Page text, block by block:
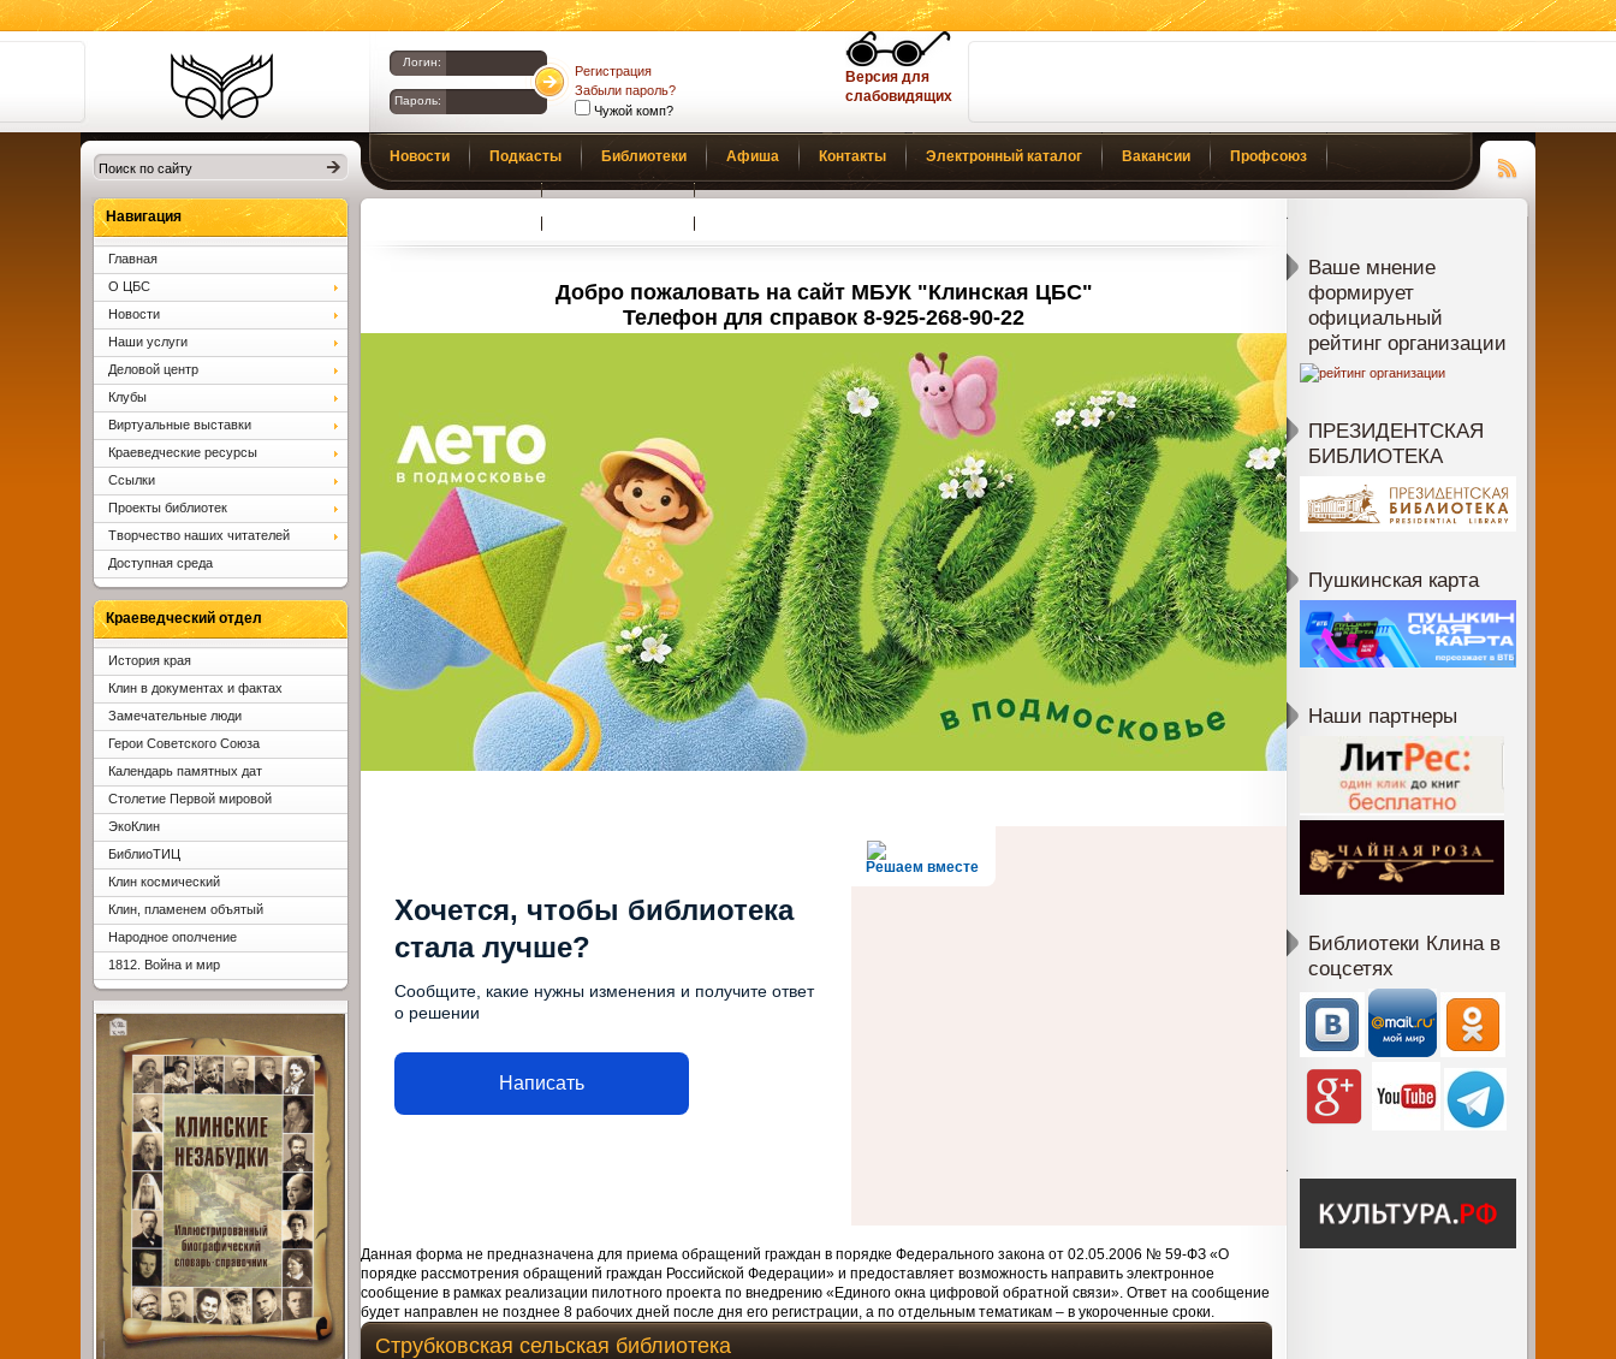
Библиотеки
Клина. Клинская
ЦБС.
Логин:
Пароль:
Регистрация
Забыли пароль?
Чужой комп?
Версия для
слабовидящих
Новости Подкасты Библиотеки Афиша Контакты Электронный каталог Вакансии Профсоюз
Чтение
Добро пожаловать на сайт МБУК "Клинская ЦБС"
Телефон для справок 8-925-268-90-22
Решаем вместе
Хочется, чтобы библиотека
стала лучше?
Сообщите, какие нужны изменения и получите ответ
о решении
Написать
Данная форма не предназначена для приема обращений граждан в порядке Федерального закона от 02.05.2006 № 59-ФЗ «О
порядке рассмотрения обращений граждан Российской Федерации» и предоставляет возможность направить электронное
сообщение в рамках реализации пилотного проекта по внедрению «Единого окна цифровой обратной связи». Ответ на сообщение
будет направлен не позднее 8 рабочих дней после дня его регистрации, а по отдельным тематикам – в укороченные сроки.
Струбковская сельская библиотека
Ваше мнение
формирует
официальный
рейтинг организации
ПРЕЗИДЕНТСКАЯ
БИБЛИОТЕКА
Пушкинская карта
Наши партнеры
Библиотеки Клина в
соцсетях
Навигация
Главная
О ЦБС
Новости
Наши услуги
Деловой центр
Клубы
Виртуальные выставки
Краеведческие ресурсы
Ссылки
Проекты библиотек
Творчество наших читателей
Доступная среда
Краеведческий отдел
История края
Клин в документах и фактах
Замечательные люди
Герои Советского Союза
Календарь памятных дат
Столетие Первой мировой
ЭкоКлин
БиблиоТИЦ
Клин космический
Клин, пламенем объятый
Народное ополчение
1812. Война и мир